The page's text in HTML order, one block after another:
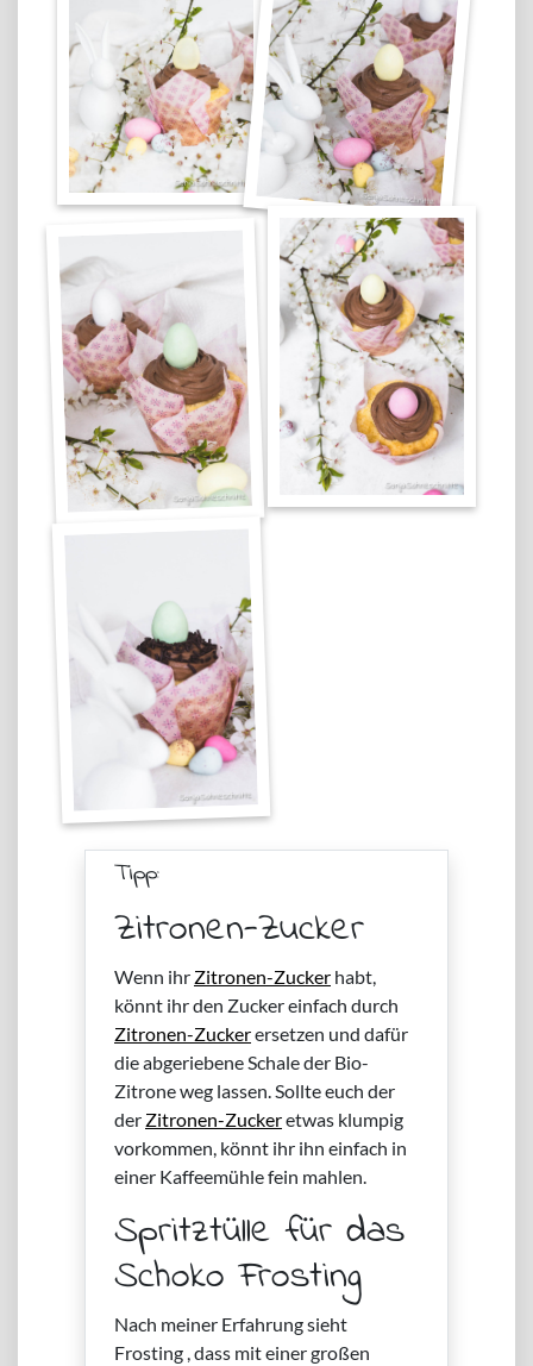
Tipp:
Zitronen-Zucker
Wenn ihr Zitronen-Zucker habt,
könnt ihr den Zucker einfach durch
Zitronen-Zuckerersetzen und dafür
die abgeriebene Schale der Bio-
Zitrone weg lassen. Sollte euch der
der Zitronen-Zuckeretwas klumpig
vorkommen, könnt ihr ihn einfach in
einer Kaffeemühle fein mahlen.
Spritztülle für das
Schoko Frosting
Nach meiner Erfahrung sieht
Frosting , dass mit einer großen